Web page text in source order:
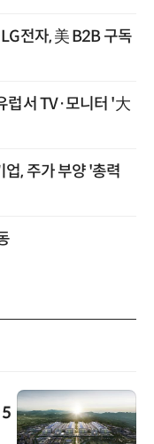
전자, 美 B2B 구독
럽서 TV·모니터 '大
, 주가 부양 '총력